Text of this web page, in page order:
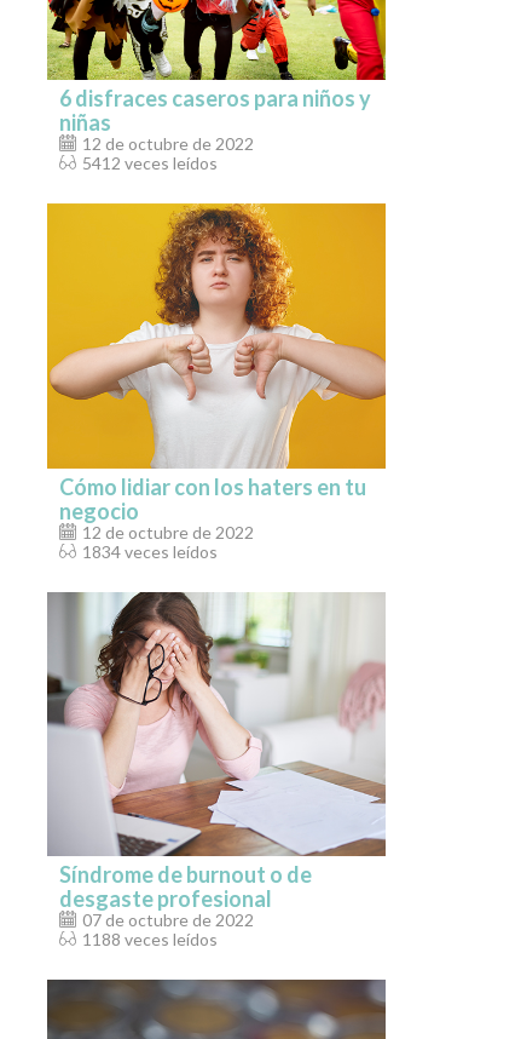
6 disfraces caseros para niños y
niñas
12 de octubre de 2022
5412 veces leídos
Cómo lidiar con los haters en tu
negocio
12 de octubre de 2022
1834 veces leídos
Síndrome de burnout o de
desgaste profesional
07 de octubre de 2022
1188 veces leídos